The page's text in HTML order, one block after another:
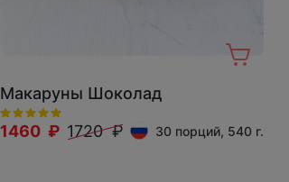
Макаруны Шоколад
1460 ₽ 1720 ₽ 30 порций, 540 г.